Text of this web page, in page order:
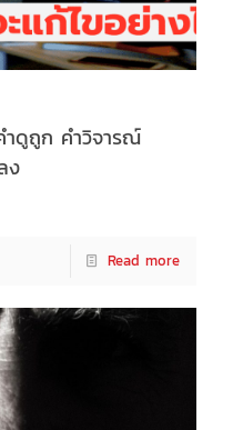
ำดูถูก คำวิจารณ์
ง
Read more